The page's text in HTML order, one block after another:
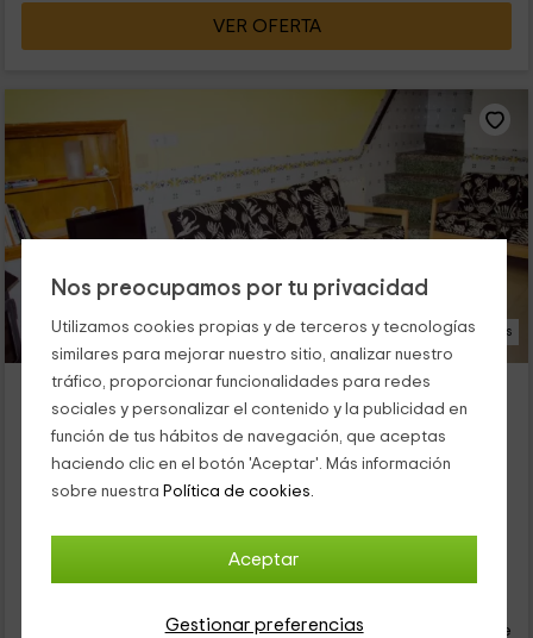
Nos preocupamos por tu privacidad
Utilizamos cookies propias y de terceros y tecnologías
similares para mejorar nuestro sitio, analizar nuestro
tráfico, proporcionar funcionalidades para redes
sociales y personalizar el contenido y la publicidad en
función de tus hábitos de navegación, que aceptas
haciendo clic en el botón 'Aceptar'. Más información
sobre nuestra Política de cookies.
Aceptar
Gestionar preferencias
VER OFERTA
15 Fotos
Casa del Niño
Alojamiento ubicado a 9.1km de Vallada
Enguera, Valencia
0 opiniones
7 personas
2 baños
Cancelación 30 días antes
14
persona y noche